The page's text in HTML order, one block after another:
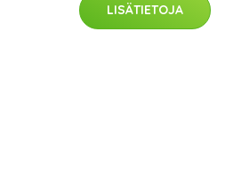
LISÄTIETOJA